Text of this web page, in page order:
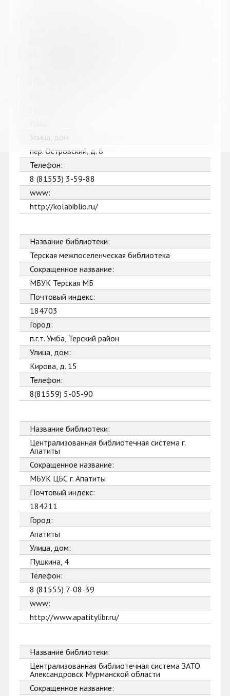
Улица, дом:
пер. Островский, д. 6
Телефон:
8 (81553) 3-59-88
www:
http://kolabiblio.ru/
Название библиотеки:
Терская межпоселенческая библиотека
Сокращенное название:
МБУК Терская МБ
Почтовый индекс:
184703
Город:
п.г.т. Умба, Терский район
Улица, дом:
Кирова, д. 15
Телефон:
8(81559) 5-05-90
Название библиотеки:
Централизованная библиотечная система г.
Апатиты
Сокращенное название:
МБУК ЦБС г. Апатиты
Почтовый индекс:
184211
Город:
Апатиты
Улица, дом:
Пушкина, 4
Телефон:
8 (81555) 7-08-39
www:
http://www.apatitylibr.ru/
Название библиотеки:
Централизованная библиотечная система ЗАТО
Александровск Мурманской области
Сокращенное название: